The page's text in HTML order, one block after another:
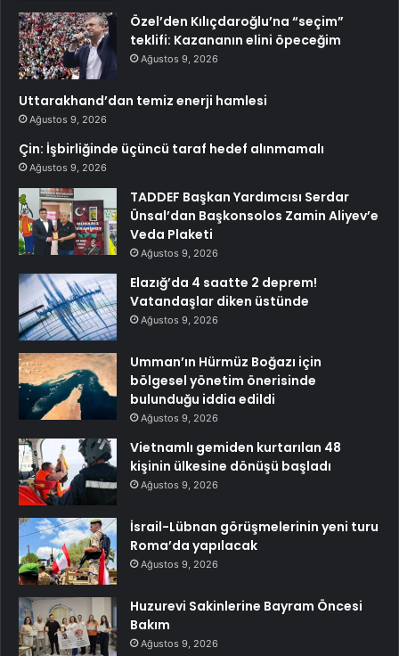
Özel’den Kılıçdaroğlu’na “seçim”
teklifi: Kazananın elini öpeceğim
Ağustos 9, 2026
Uttarakhand’dan temiz enerji hamlesi
Ağustos 9, 2026
Çin: İşbirliğinde üçüncü taraf hedef alınmamalı
Ağustos 9, 2026
TADDEF Başkan Yardımcısı Serdar
Ünsal’dan Başkonsolos Zamin Aliyev’e
Veda Plaketi
Ağustos 9, 2026
Elazığ’da 4 saatte 2 deprem!
Vatandaşlar diken üstünde
Ağustos 9, 2026
Umman’ın Hürmüz Boğazı için
bölgesel yönetim önerisinde
bulunduğu iddia edildi
Ağustos 9, 2026
Vietnamlı gemiden kurtarılan 48
kişinin ülkesine dönüşü başladı
Ağustos 9, 2026
İsrail-Lübnan görüşmelerinin yeni turu
Roma’da yapılacak
Ağustos 9, 2026
Huzurevi Sakinlerine Bayram Öncesi
Bakım
Ağustos 9, 2026